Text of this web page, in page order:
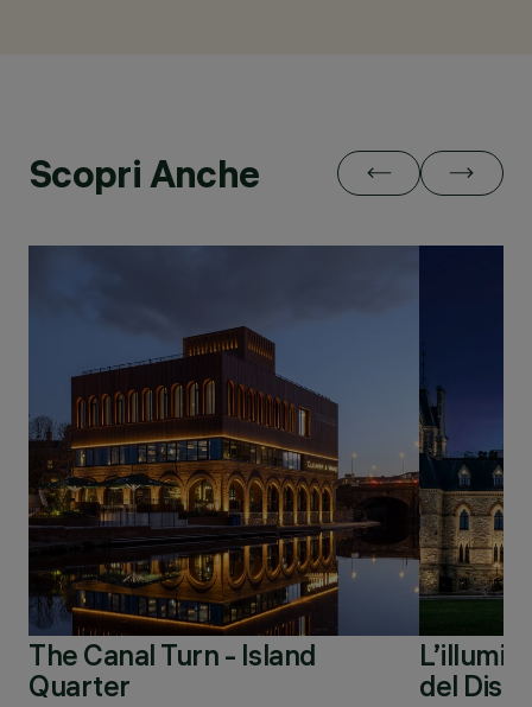
Scopri Anche
The Canal Turn - Island
Quarter
del